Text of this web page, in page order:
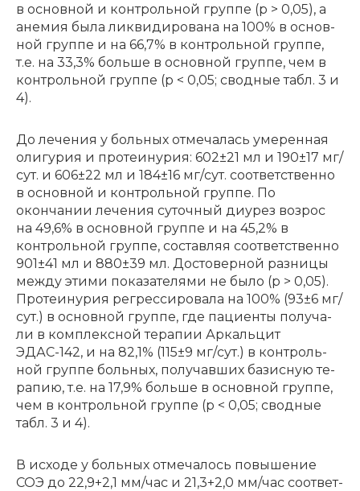
в основной и контрольной группе (p > 0,05), а
ане­мия бы­ла лик­ви­ди­ро­ва­на на 100% в основ­
ной груп­пе и на 66,7% в кон­троль­ной груп­пе,
т.е. на 33,3% боль­ше в основ­ной груп­пе, чем в
кон­троль­ной груп­пе (p < 0,05; сводные табл. 3 и
4).
До лечения у больных отмечалась умеренная
олигурия и протеинурия: 602±21 мл и 190±17 мг/
сут. и 606±22 мл и 184±16 мг/сут. соответственно
в основной и контрольной группе. По
окончании лечения суточный диурез возрос
на 49,6% в основной группе и на 45,2% в
контрольной группе, составляя соответственно
901±41 мл и 880±39 мл. Достоверной разницы
между этими показателями не было (p > 0,05).
Про­те­и­ну­рия ре­грес­си­ро­ва­ла на 100% (93±6 мг/
сут.) в основ­ной груп­пе, где па­ци­ен­ты по­лу­ча­
ли в ком­плекс­ной те­ра­пии Ар­каль­цит
ЭДАС-142, и на 82,1% (115±9 мг/сут.) в кон­троль­
ной груп­пе боль­ных, по­лу­чав­ших ба­зис­ную те­
ра­пию, т.е. на 17,9% боль­ше в основ­ной груп­пе,
чем в кон­троль­ной груп­пе (p < 0,05; сводные
табл. 3 и 4).
В ис­хо­де у боль­ных от­ме­ча­лось по­вы­ше­ние
СОЭ до 22,9+2,1 мм/час и 21,3+2,0 мм/час со­от­вет­